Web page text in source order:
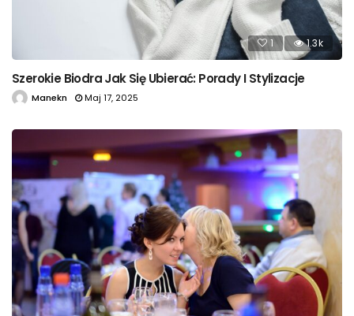
1 1.3k
Szerokie Biodra Jak Się Ubierać: Porady I Stylizacje
Manekn Maj 17, 2025